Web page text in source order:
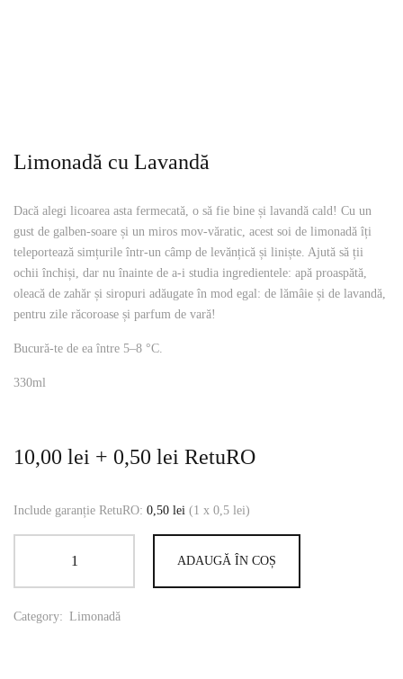
Limonadă cu Lavandă
Dacă alegi licoarea asta fermecată, o să fie bine și lavandă cald! Cu un
gust de galben-soare și un miros mov-văratic, acest soi de limonadă îți
teleportează simțurile într-un câmp de levănțică și liniște. Ajută să ții
ochii închiși, dar nu înainte de a-i studia ingredientele: apă proaspătă,
oleacă de zahăr și siropuri adăugate în mod egal: de lămâie și de lavandă,
pentru zile răcoroase și parfum de vară!
Bucură-te de ea între 5–8 °C.
330ml
10,00 lei + 0,50 lei RetuRO
Include garanție RetuRO: 0,50 lei (1 x 0,5 lei)
ADAUGĂ ÎN COȘ
Category: Limonadă